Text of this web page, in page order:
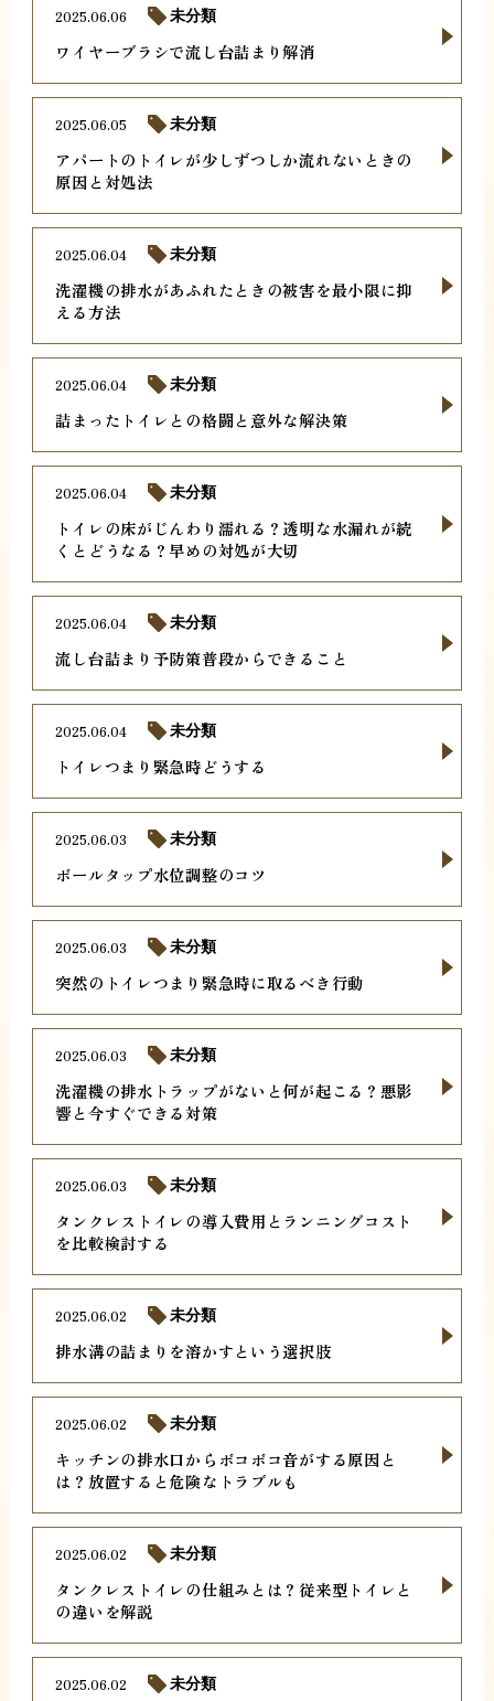
ワイヤーブラシで流し台詰まり解消
2025.06.06 未分類
アパートのトイレが少しずつしか流れないときの
原因と対処法
2025.06.05 未分類
洗濯機の排水があふれたときの被害を最小限に抑
える方法
2025.06.04 未分類
詰まったトイレとの格闘と意外な解決策
2025.06.04 未分類
トイレの床がじんわり濡れる？透明な水漏れが続
くとどうなる？早めの対処が大切
2025.06.04 未分類
流し台詰まり予防策普段からできること
2025.06.04 未分類
トイレつまり緊急時どうする
2025.06.04 未分類
ボールタップ水位調整のコツ
2025.06.03 未分類
突然のトイレつまり緊急時に取るべき行動
2025.06.03 未分類
洗濯機の排水トラップがないと何が起こる？悪影
響と今すぐできる対策
2025.06.03 未分類
タンクレストイレの導入費用とランニングコスト
を比較検討する
2025.06.03 未分類
排水溝の詰まりを溶かすという選択肢
2025.06.02 未分類
キッチンの排水口からボコボコ音がする原因と
は？放置すると危険なトラブルも
2025.06.02 未分類
タンクレストイレの仕組みとは？従来型トイレと
の違いを解説
2025.06.02 未分類
2025.06.02 未分類